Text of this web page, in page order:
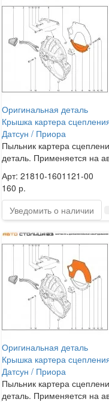
Оригинальная деталь
Крышка картера
Датсун / Приора
Пыльник картера
деталь. Применяется на
Арт: 21810-1601121-00
160 р.
Уведомить о наличии
Оригинальная деталь
Крышка картера
Датсун / Приора
Пыльник картера
деталь. Применяется на